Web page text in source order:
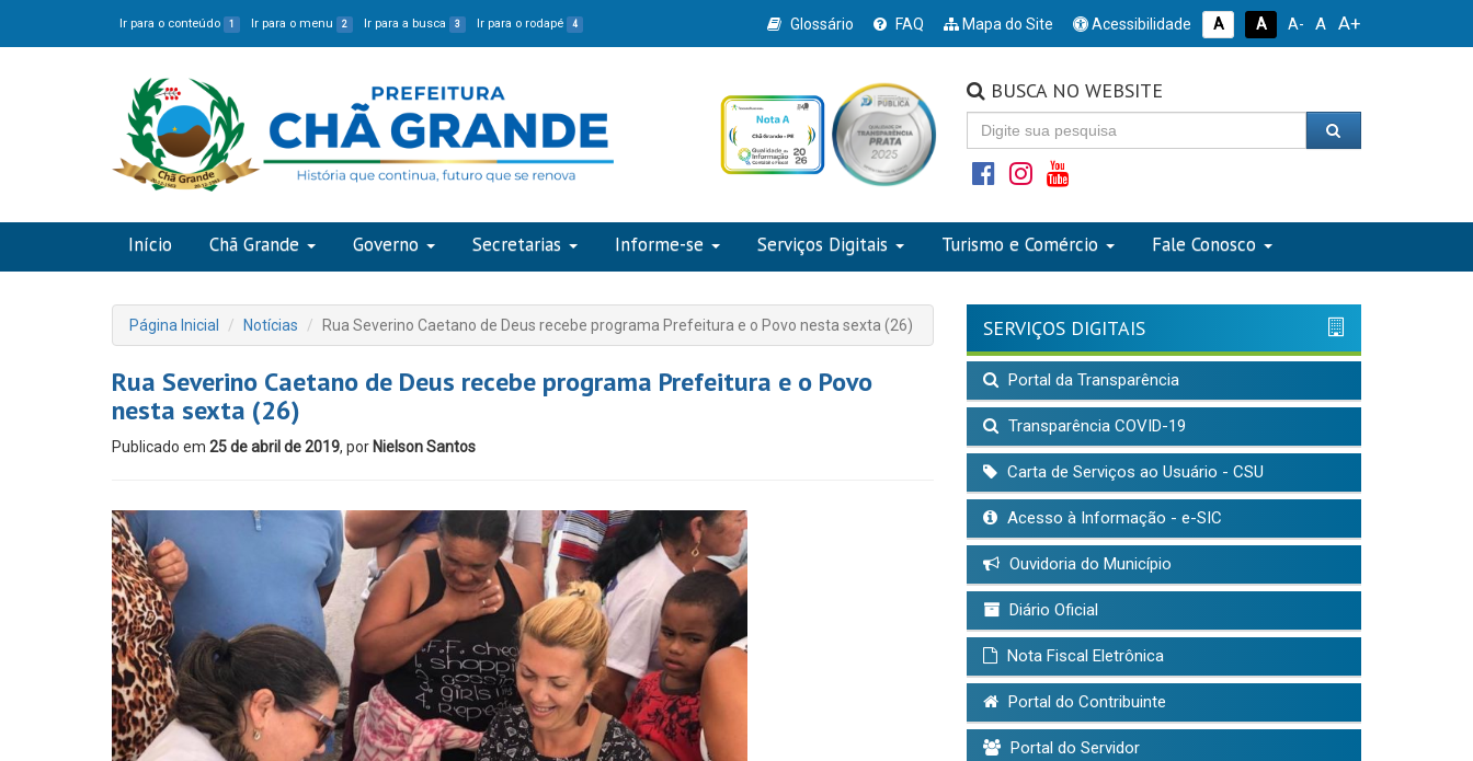
Ir para o conteúdo 1 Ir para o menu 2 Ir para a busca 3 Ir para o rodapé 4 Glossário FAQ Mapa do Site Acessibilidade A A A- A A+
BUSCA NO WEBSITE
Início Chã Grande Governo Secretarias Informe-se Serviços Digitais Turismo e Comércio Fale Conosco
Página Inicial Notícias Rua Severino Caetano de Deus recebe programa Prefeitura e o Povo nesta sexta (26)
Rua Severino Caetano de Deus recebe programa Prefeitura e o Povo
nesta sexta (26)
Publicado em 25 de abril de 2019, por Nielson Santos
SERVIÇOS DIGITAIS
Portal da Transparência
Transparência COVID-19
Carta de Serviços ao Usuário - CSU
Acesso à Informação - e-SIC
Ouvidoria do Município
Diário Oficial
Nota Fiscal Eletrônica
Portal do Contribuinte
Portal do Servidor